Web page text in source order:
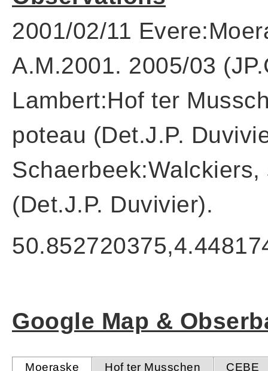
2001/02/11
A.M.2001. 2005/03
Lambert:Hof ter
poteau (Det.J.P.
(Det.J.P. Duvivier).
Google Map &
Moeraske Hof ter Musschen CEBE